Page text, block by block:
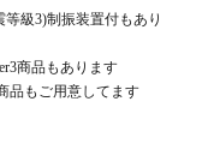
級3)制振装置付もあり
商品もあります
もご用意してます